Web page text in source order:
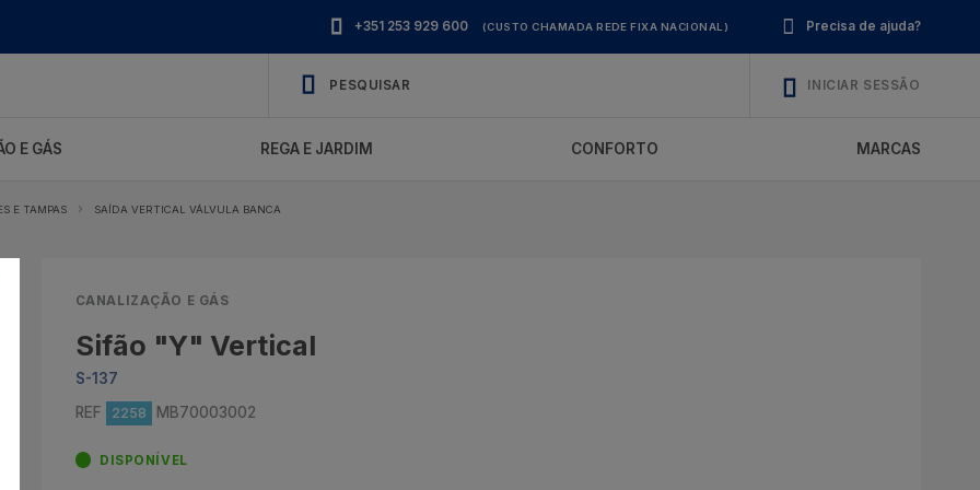
Precisa de ajuda?
+351 253 929 600 (CUSTO CHAMADA REDE FIXA NACIONAL)
INICIAR SESSÃO
E GÁS REGA E JARDIM CONFORTO MARCAS
E TAMPAS SAÍDA VERTICAL VÁLVULA BANCA
CANALIZAÇÃO E GÁS
Sifão "Y" Vertical
S-137
REF
2258 MB70003002
DISPONÍVEL